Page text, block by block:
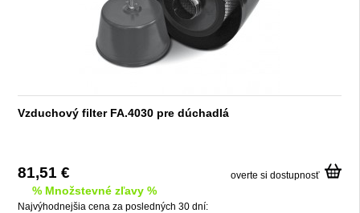
Vzduchový filter FA.4030 pre dúchadlá
81,51 € overte si dostupnosť
% Množstevné zľavy %
Najvýhodnejšia cena za posledných 30 dní: